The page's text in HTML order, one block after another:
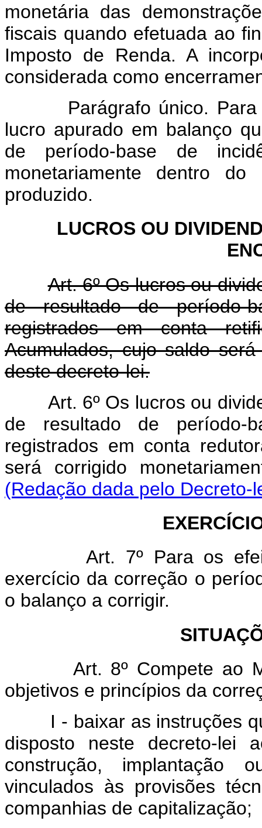
monetária das
fiscais quando efetuada ao
Imposto de Renda. A
considerada como
Parágrafo único. Para
lucro apurado em balanço
de período-base de
monetariamente dentro
produzido.
LUCROS OU
Art. 6º Os lucros ou
de resultado de período-
registrados em conta
Acumulados, cujo saldo
deste decreto-lei.
Art. 6º Os lucros ou
de resultado de período-
registrados em conta
será corrigido
(Redação dada pelo Decreto-
Art. 7º Para os
exercício da correção o
o balanço a corrigir.
Art. 8º Compete ao
objetivos e princípios da
I - baixar as instruções
disposto neste decreto-lei
construção, implantação
vinculados às provisões
companhias de capitalização;